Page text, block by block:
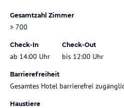
Gesamtzahl Zimmer
> 700
Check-In
ab 14:00 Uhr
Check-Out
bis 12:00 Uhr
Barrierefreiheit
Gesamtes Hotel barrierefrei
Haustiere